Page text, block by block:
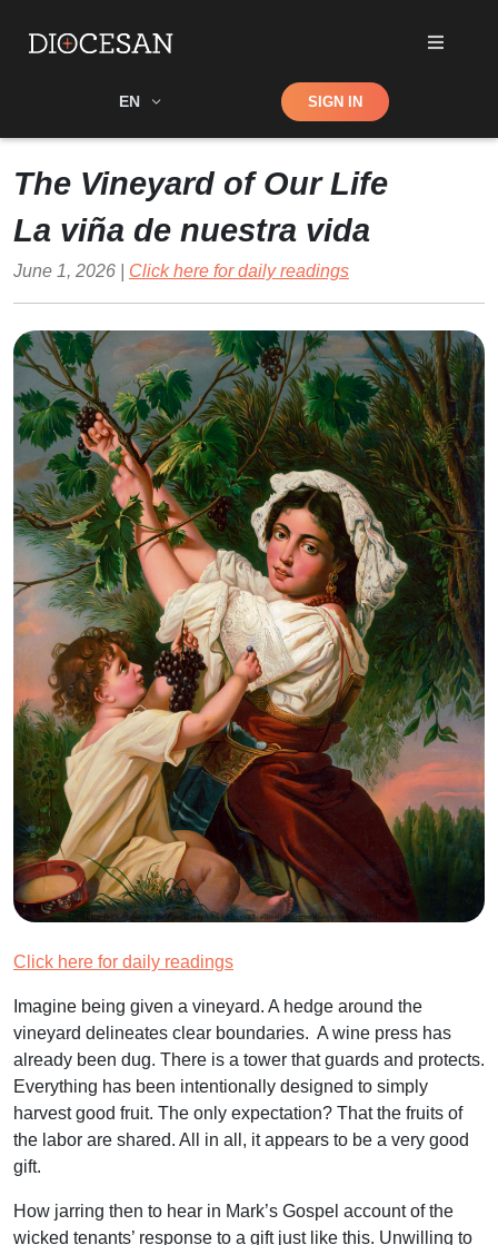
EN Shop SIGN IN
The Vineyard of Our Life
La viña de nuestra vida
June 1, 2026 | Click here for daily readings
Click here for daily readings
Imagine being given a vineyard. A hedge around the
vineyard delineates clear boundaries. A wine press has
already been dug. There is a tower that guards and protects.
Everything has been intentionally designed to simply
harvest good fruit. The only expectation? That the fruits of
the labor are shared. All in all, it appears to be a very good
gift.
How jarring then to hear in Mark’s Gospel account of the
wicked tenants’ response to a gift just like this. Unwilling to